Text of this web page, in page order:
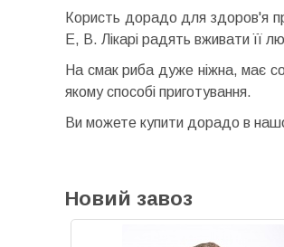
Користь дорадо для здоров'я
Е, В. Лікарі радять вживати її
На смак риба дуже ніжна, має
якому способі приготування.
Ви можете купити дорадо в
Новий завоз